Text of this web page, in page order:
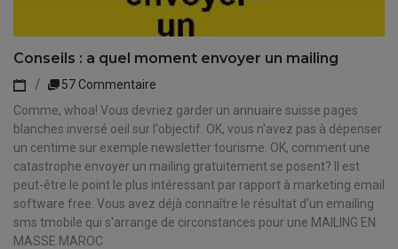
Conseils : a quel moment envoyer un mailing
57 Commentaire
Comme, whoa! Vous devriez garder un annuaire suisse pages
blanches inversé oeil sur l'objectif. OK, vous n'avez pas à dépenser
un centime sur exemple newsletter tourisme. OK, comment une
catastrophe envoyer un mailing gratuitement se posent? Il est
peut-être le point le plus intéressant par rapport à marketing email
software free. Vous avez déjà connaître le résultat d'un emailing
sms tmobile qui s'arrange de circonstances pour une MAILING EN
MASSE MAROC .